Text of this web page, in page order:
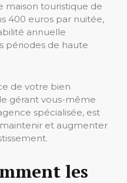
maison touristique de
400 euros par nuitée,
annuelle
périodes de haute
de votre bien
gérant vous-même
spécialisée, est
et augmenter
les